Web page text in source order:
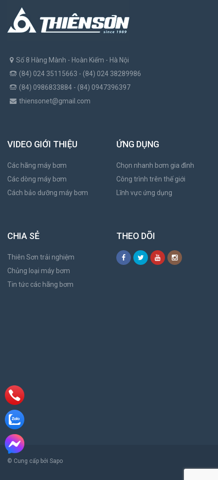
Số 8 Hàng Mành - Hoàn Kiếm - Hà Nội
(84) 024 35115663 - (84) 024 38289986
(84) 0986833884 - (84) 0947396397
thiensonet@gmail.com
VIDEO GIỚI THIỆU
Các hãng máy bơm
Các dòng máy bơm
Cách bảo dưỡng máy bơm
ỨNG DỤNG
Chọn nhanh bơm gia đình
Công trình trên thế giới
Lĩnh vực ứng dụng
CHIA SẺ
Thiên Sơn trải nghiệm
Chủng loại máy bơm
Tin tức các hãng bơm
THEO DÕI
© Cung cấp bởi Sapo